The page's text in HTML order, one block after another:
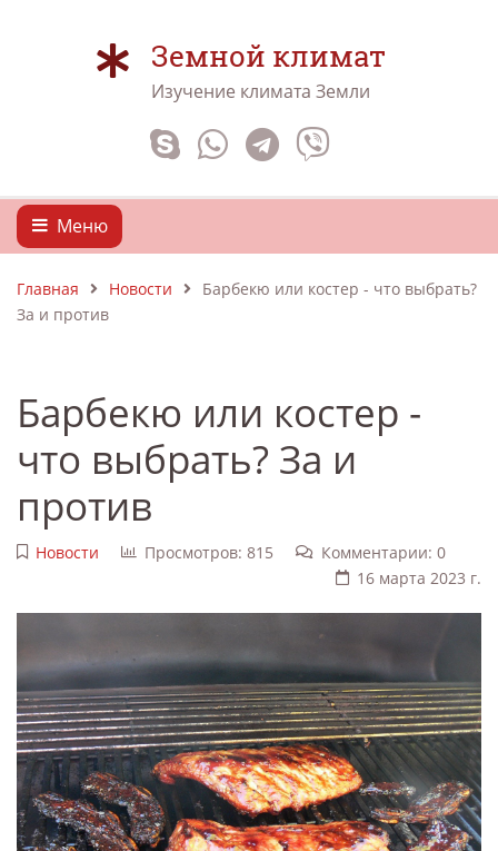
Земной климат
Изучение климата Земли
Меню
Главная Новости
Барбекю или костер - что выбрать?
За и против
Барбекю или костер -
что выбрать? За и
против
Новости Просмотров: 815
Комментарии: 0
16 марта 2023 г.